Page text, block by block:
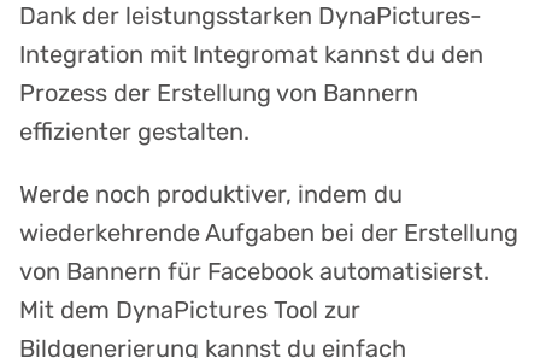
Dank der leistungsstarken DynaPictures-
Integration mit Integromat kannst du den
Prozess der Erstellung von Bannern
effizienter gestalten.
Werde noch produktiver, indem du
wiederkehrende Aufgaben bei der Erstellung
von Bannern für Facebook automatisierst.
Mit dem DynaPictures Tool zur
Bildgenerierung kannst du einfach